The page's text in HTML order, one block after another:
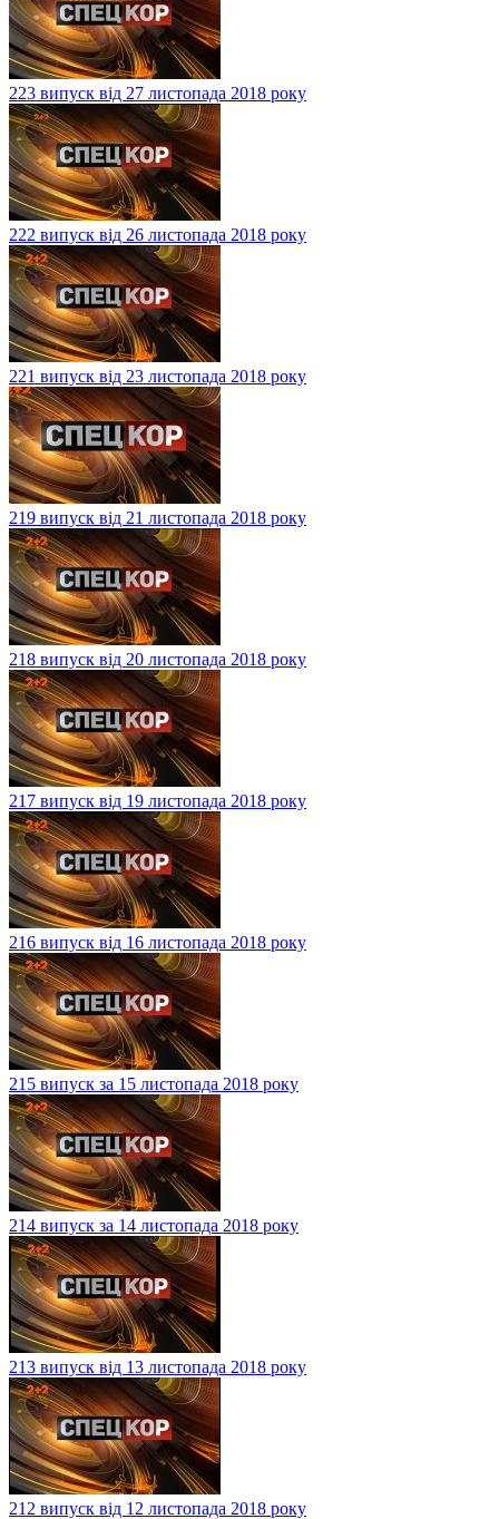
223 випуск від 27 листопада 2018 року
222 випуск від 26 листопада 2018 року
221 випуск від 23 листопада 2018 року
219 випуск від 21 листопада 2018 року
218 випуск від 20 листопада 2018 року
217 випуск від 19 листопада 2018 року
216 випуск від 16 листопада 2018 року
215 випуск за 15 листопада 2018 року
214 випуск за 14 листопада 2018 року
213 випуск від 13 листопада 2018 року
212 випуск від 12 листопада 2018 року